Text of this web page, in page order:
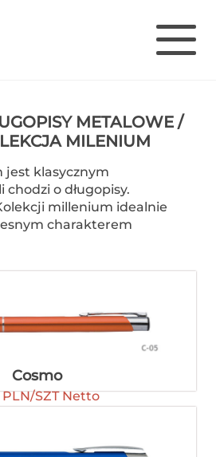
METALOWE /
MILENIUM
jest klasycznym
o długopisy.
millenium idealnie
charakterem
Cosmo
PLN/SZT Netto